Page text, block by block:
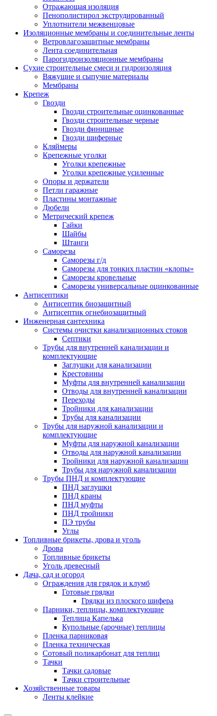
Отражающая изоляция
Пенополистирол экструдированный
Уплотнители межвенцовые
Изоляционные мембраны и соединительные ленты
Ветровлагозащитные мембраны
Лента соединительная
Парогидроизоляционные мембраны
Сухие строительные смеси и гидроизоляция
Вяжущие и сыпучие материалы
Мембраны
Крепеж
Гвозди
Гвозди строительные оцинкованные
Гвозди строительные черные
Гвозди финишные
Гвозди шиферные
Кляймеры
Крепежные уголки
Уголки крепежные
Уголки крепежные усиленные
Опоры и держатели
Петли гаражные
Пластины монтажные
Дюбели
Метрический крепеж
Гайки
Шайбы
Штанги
Саморезы
Саморезы г/д
Саморезы для тонких пластин «клопы»
Саморезы кровельные
Саморезы универсальные оцинкованные
Антисептики
Антисептик биозащитный
Антисептик огнебиозащитный
Инженерная сантехника
Системы очистки канализационных стоков
Септики
Трубы для внутренней канализации и
комплектующие
Заглушки для канализации
Крестовины
Муфты для внутренней канализации
Отводы для внутренней канализации
Переходы
Тройники для канализации
Трубы для канализации
Трубы для наружной канализации и
комплектующие
Муфты для наружной канализации
Отводы для наружной канализации
Тройники для наружной канализации
Трубы для наружной канализации
Трубы ПНД и комплектующие
ПНД заглушки
ПНД краны
ПНД муфты
ПНД тройники
ПЭ трубы
Углы
Топливные брикеты, дрова и уголь
Дрова
Топливные брикеты
Уголь древесный
Дача, сад и огород
Ограждения для грядок и клумб
Готовые грядки
Грядки из плоского шифера
Парники, теплицы, комплектующие
Теплица Капелька
Купольные (арочные) теплицы
Пленка парниковая
Пленка техническая
Сотовый поликарбонат для теплиц
Тачки
Тачки садовые
Тачки строительные
Хозяйственные товары
Ленты клейкие